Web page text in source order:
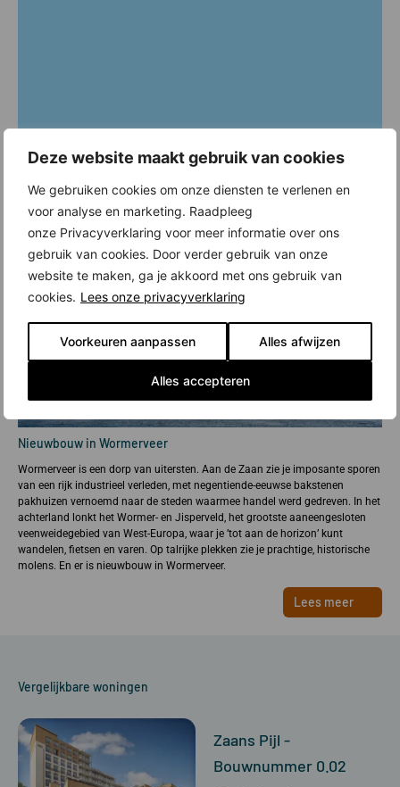
Deze website maakt gebruik van cookies
We gebruiken cookies om onze diensten te verlenen en
voor analyse en marketing. Raadpleeg
onze Privacyverklaring voor meer informatie over ons
gebruik van cookies. Door verder gebruik van onze
website te maken, ga je akkoord met ons gebruik van
cookies. Lees onze privacyverklaring
Voorkeuren aanpassen Alles afwijzen
Alles accepteren
Nieuwbouw in Wormerveer
Wormerveer is een dorp van uitersten. Aan de Zaan zie je imposante sporen
van een rijk industrieel verleden, met negentiende-eeuwse bakstenen
pakhuizen vernoemd naar de steden waarmee handel werd gedreven. In het
achterland lonkt het Wormer- en Jisperveld, het grootste aaneengesloten
veenweidegebied van West-Europa, waar je ’tot aan de horizon’ kunt
wandelen, fietsen en varen. Op talrijke plekken zie je prachtige, historische
molens. En er is nieuwbouw in Wormerveer.
Lees meer
Vergelijkbare woningen
Zaans Pijl -
Bouwnummer 0.02